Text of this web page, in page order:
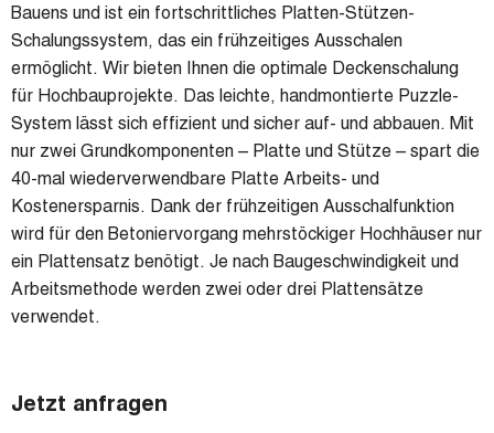
Bauens und ist ein fortschrittliches Platten-Stützen-
Schalungssystem, das ein frühzeitiges Ausschalen
ermöglicht. Wir bieten Ihnen die optimale Deckenschalung
für Hochbauprojekte. Das leichte, handmontierte Puzzle-
System lässt sich effizient und sicher auf- und abbauen. Mit
nur zwei Grundkomponenten – Platte und Stütze – spart die
40-mal wiederverwendbare Platte Arbeits- und
Kostenersparnis. Dank der frühzeitigen Ausschalfunktion
wird für den Betoniervorgang mehrstöckiger Hochhäuser nur
ein Plattensatz benötigt. Je nach Baugeschwindigkeit und
Arbeitsmethode werden zwei oder drei Plattensätze
verwendet.
Jetzt anfragen